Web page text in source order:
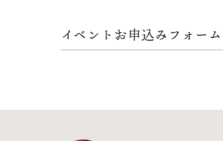
イベントお申込みフォーム